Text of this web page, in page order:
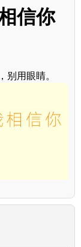
信你
别用眼睛。